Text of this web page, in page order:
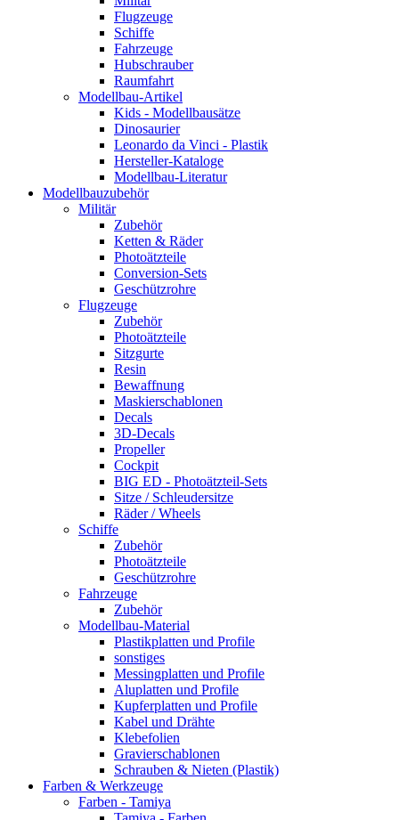
Flugzeuge
Schiffe
Fahrzeuge
Hubschrauber
Raumfahrt
Modellbau-Artikel
Kids - Modellbausätze
Dinosaurier
Leonardo da Vinci - Plastik
Hersteller-Kataloge
Modellbau-Literatur
Modellbauzubehör
Militär
Zubehör
Ketten & Räder
Photoätzteile
Conversion-Sets
Geschützrohre
Flugzeuge
Zubehör
Photoätzteile
Sitzgurte
Resin
Bewaffnung
Maskierschablonen
Decals
3D-Decals
Propeller
Cockpit
BIG ED - Photoätzteil-Sets
Sitze / Schleudersitze
Räder / Wheels
Schiffe
Zubehör
Photoätzteile
Geschützrohre
Fahrzeuge
Zubehör
Modellbau-Material
Plastikplatten und Profile
sonstiges
Messingplatten und Profile
Aluplatten und Profile
Kupferplatten und Profile
Kabel und Drähte
Klebefolien
Gravierschablonen
Schrauben & Nieten (Plastik)
Farben & Werkzeuge
Farben - Tamiya